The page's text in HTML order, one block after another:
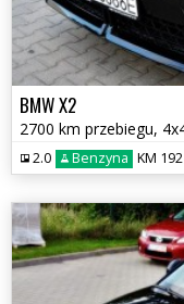
BMW X2
2.0 Benzyna KM 192